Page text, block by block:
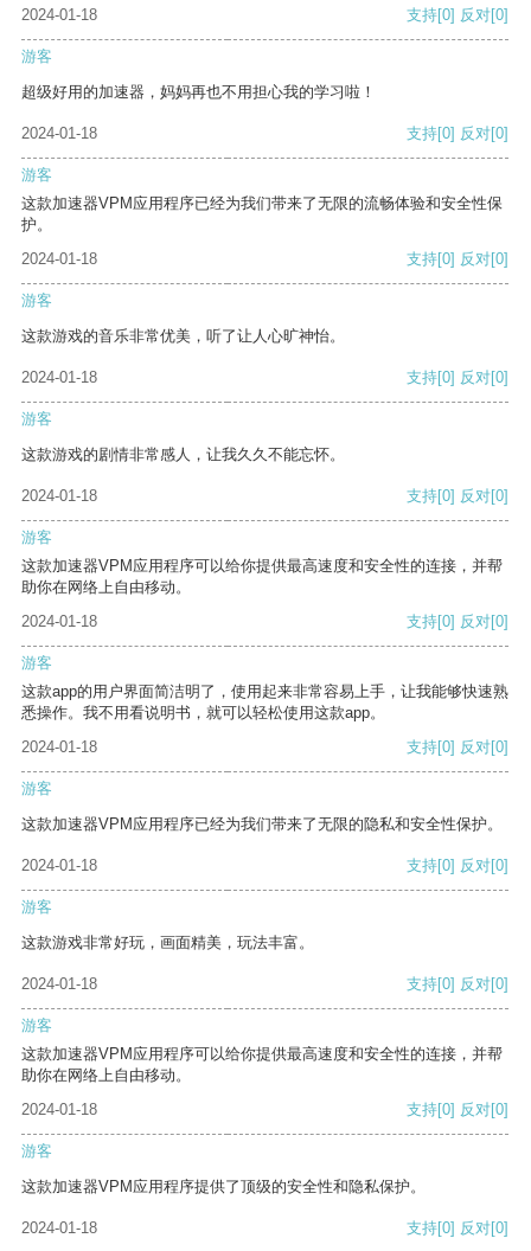
2024-01-18 支持[0] 反对[0]
游客
超级好用的加速器，妈妈再也不用担心我的学习啦！
2024-01-18 支持[0] 反对[0]
游客
这款加速器VPM应用程序已经为我们带来了无限的流畅体验和安全性保
护。
2024-01-18
支持[0] 反对[0]
游客
这款游戏的音乐非常优美，听了让人心旷神怡。
2024-01-18 支持[0] 反对[0]
游客
这款游戏的剧情非常感人，让我久久不能忘怀。
2024-01-18 支持[0] 反对[0]
游客
这款加速器VPM应用程序可以给你提供最高速度和安全性的连接，并帮
助你在网络上自由移动。
2024-01-18
支持[0] 反对[0]
游客
这款app的用户界面简洁明了，使用起来非常容易上手，让我能够快速熟
悉操作。我不用看说明书，就可以轻松使用这款app。
2024-01-18
支持[0] 反对[0]
游客
这款加速器VPM应用程序已经为我们带来了无限的隐私和安全性保护。
2024-01-18 支持[0] 反对[0]
游客
这款游戏非常好玩，画面精美，玩法丰富。
2024-01-18 支持[0] 反对[0]
游客
这款加速器VPM应用程序可以给你提供最高速度和安全性的连接，并帮
助你在网络上自由移动。
2024-01-18
支持[0] 反对[0]
游客
这款加速器VPM应用程序提供了顶级的安全性和隐私保护。
2024-01-18 支持[0] 反对[0]